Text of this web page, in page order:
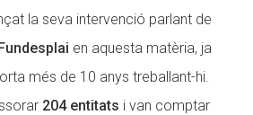
la seva intervenció parlant de
en aquesta matèria, ja
més de 10 anys treballant-hi.
204 entitats i van comptar